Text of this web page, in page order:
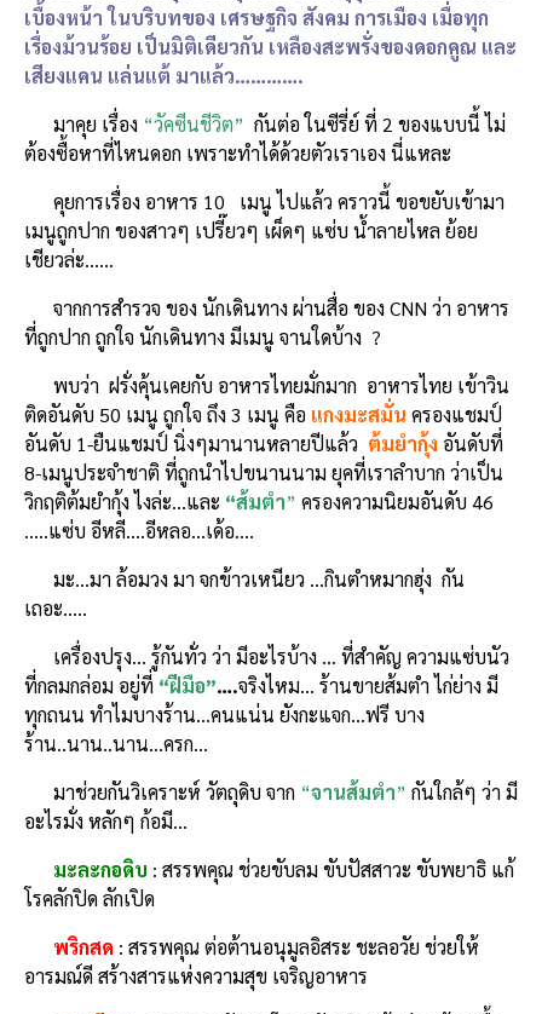
o
o
k
n
k
เบื้องหน้า ในบริบทของ เศรษฐกิจ สังคม การเมือง เมื่อทุก
เรื่องม้วนร้อย เป็นมิติเดียวกัน เหลืองสะพรั่งของดอกคูณ และ
เสียงแคน แล่นแต้ มาแล้ว………….
มาคุย เรื่อง “วัคซีนชีวิต” กันต่อ ในซีรี่ย์ ที่ 2 ของแบบนี้ ไม่
ต้องซื้อหาที่ไหนดอก เพราะทำได้ด้วยตัวเราเอง นี่แหละ
คุยการเรื่อง อาหาร 10 เมนู ไปแล้ว คราวนี้ ขอขยับเข้ามา
เมนูถูกปาก ของสาวๆ เปรี๊ยวๆ เผ็ดๆ แซ่บ น้ำลายไหล ย้อย
เชียวล่ะ……
จากการสำรวจ ของ นักเดินทาง ผ่านสื่อ ของ CNN ว่า อาหาร
ที่ถูกปาก ถูกใจ นักเดินทาง มีเมนู จานใดบ้าง ?
พบว่า ฝรั่งคุ้นเคยกับ อาหารไทยมั่กมาก อาหารไทย เข้าวิน
ติดอันดับ 50 เมนู ถูกใจ ถึง 3 เมนู คือ แกงมะสมั่น ครองแชมป์
อันดับ 1-ยืนแชมป์ นิ่งๆมานานหลายปีแล้ว ต้มยำกุ้ง อันดับที่
8-เมนูประจำชาติ ที่ถูกนำไปขนานนาม ยุคที่เราลำบาก ว่าเป็น
วิกฤติต้มยำกุ้ง ไงล่ะ…และ “ส้มตำ” ครองความนิยมอันดับ 46
…..แซ่บ อีหลี….อีหลอ…เด้อ….
มะ…มา ล้อมวง มา จกข้าวเหนียว …กินตำหมากฮุ่ง กัน
เถอะ…..
เครื่องปรุง… รู้กันทั่ว ว่า มีอะไรบ้าง … ที่สำคัญ ความแซ่บนัว
ที่กลมกล่อม อยู่ที่ “ฝีมือ”….จริงไหม… ร้านขายส้มตำ ไก่ย่าง มี
ทุกถนน ทำไมบางร้าน…คนแน่น ยังกะแจก…ฟรี บาง
ร้าน..นาน..นาน…ครก…
มาช่วยกันวิเคราะห์ วัตถุดิบ จาก “จานส้มตำ” กันใกล้ๆ ว่า มี
อะไรมั่ง หลักๆ ก้อมี…
มะละกอดิบ : สรรพคุณ ช่วยขับลม ขับปัสสาวะ ขับพยาธิ แก้
โรคลักปิด ลักเปิด
พริกสด : สรรพคุณ ต่อต้านอนุมูลอิสระ ชะลอวัย ช่วยให้
อารมณ์ดี สร้างสารแห่งความสุข เจริญอาหาร